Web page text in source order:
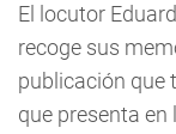
El locutor
recoge sus
publicación que
que presenta en